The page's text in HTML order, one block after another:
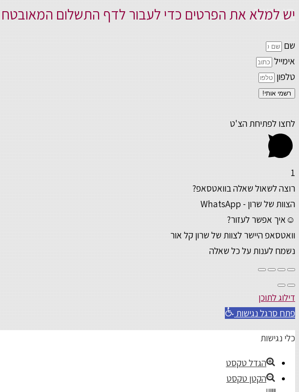
העמוד
יש למלא את הפרטים כדי לעבור לדף התשלום המאובטח
שם
אימייל
טלפון
רשמי אותי!
לחצו לפתיחת הצ'ט
1
רוצה לשאול שאלה בוואטסאפ?
הצוות של שרון - WhatsApp
☺איך אפשר לעזור?
וואטסאפ היישר לצוות של שרון קל אור
נשמח לענות על כל שאלה
דילוג לתוכן
פתח סרגל נגישות
כלי נגישות
הגדל טקסט
הקטן טקסט